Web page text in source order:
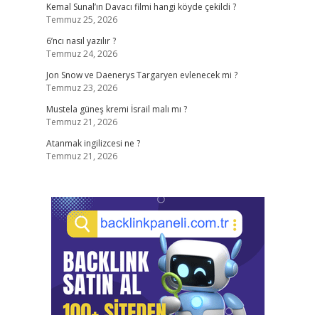
Kemal Sunal’ın Davacı filmi hangi köyde çekildi ?
Temmuz 25, 2026
6’ncı nasıl yazılır ?
Temmuz 24, 2026
Jon Snow ve Daenerys Targaryen evlenecek mi ?
Temmuz 23, 2026
Mustela güneş kremi İsrail malı mı ?
Temmuz 21, 2026
Atanmak ingilizcesi ne ?
Temmuz 21, 2026